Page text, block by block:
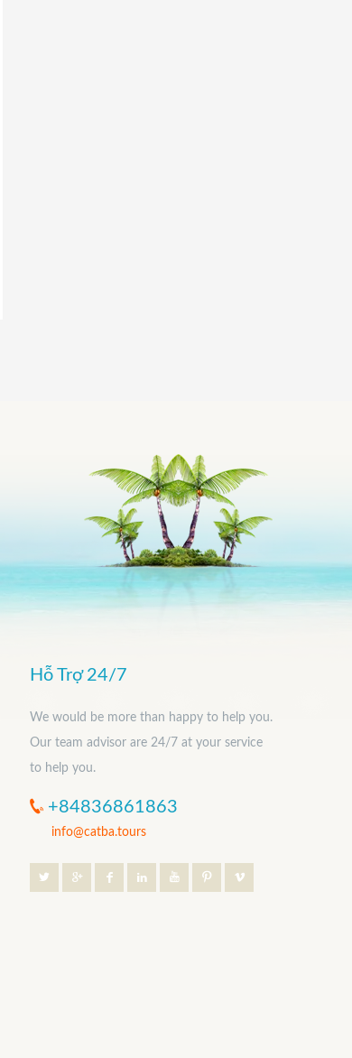
Hỗ Trợ 24/7
We would be more than happy to help you.
Our team advisor are 24/7 at your service
to help you.
+84836861863
info@catba.tours